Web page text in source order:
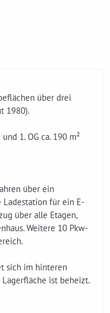
über drei
1980).
1. OG ca. 190 m²
über ein
für ein E-
über alle Etagen,
Weitere 10 Pkw-
sich im hinteren
ist beheizt.